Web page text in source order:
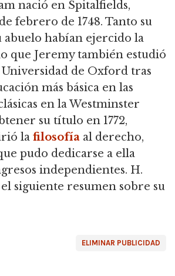
nació en Spitalfields,
febrero de 1748. Tanto su
abuelo habían ejercido la
que Jeremy también estudió
de Oxford tras
más básica en las
en la Westminster
su título en 1772,
la filosofía al derecho,
pudo dedicarse a ella
independientes. H.
siguiente resumen sobre su
ELIMINAR PUBLICIDAD